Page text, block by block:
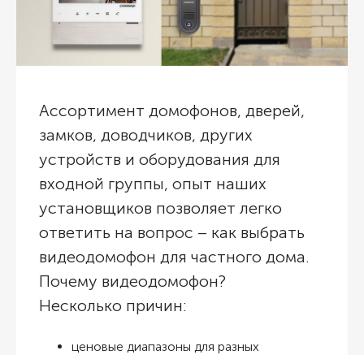
Ассортимент домофонов, дверей,
замков, доводчиков, других
устройств и оборудования для
входной группы, опыт наших
установщиков позволяет легко
ответить на вопрос – как выбрать
видеодомофон для частного дома.
Почему видеодомофон?
Несколько причин:
ценовые диапазоны для разных